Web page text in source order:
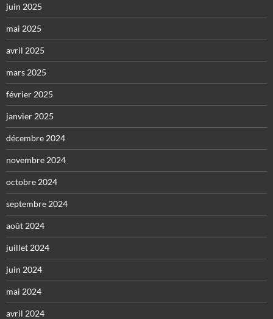
juin 2025
mai 2025
avril 2025
mars 2025
février 2025
janvier 2025
décembre 2024
novembre 2024
octobre 2024
septembre 2024
août 2024
juillet 2024
juin 2024
mai 2024
avril 2024